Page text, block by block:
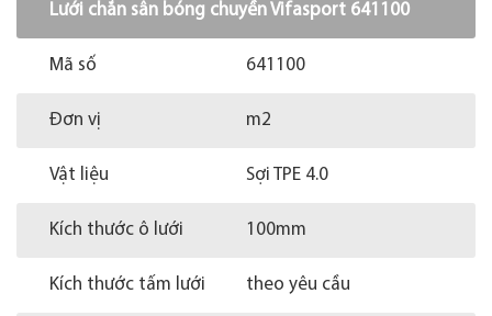
Lưới chắn sân bóng chuyền Vifasport 641100
Mã số 641100
Đơn vị m2
Vật liệu Sợi TPE 4.0
Kích thước ô lưới 100mm
Kích thước tấm lưới theo yêu cầu